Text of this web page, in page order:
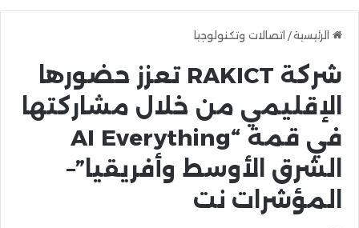
الرئيسية/ اتصالات وتكنولوجيا
شركة RAKICT تعزز حضورها
الإقليمي من خلال مشاركتها
في قمة “AI Everything
الشرق الأوسط وأفريقيا”–
المؤشرات نت